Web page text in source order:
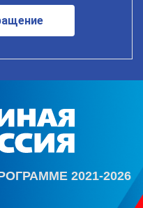
2021-2026